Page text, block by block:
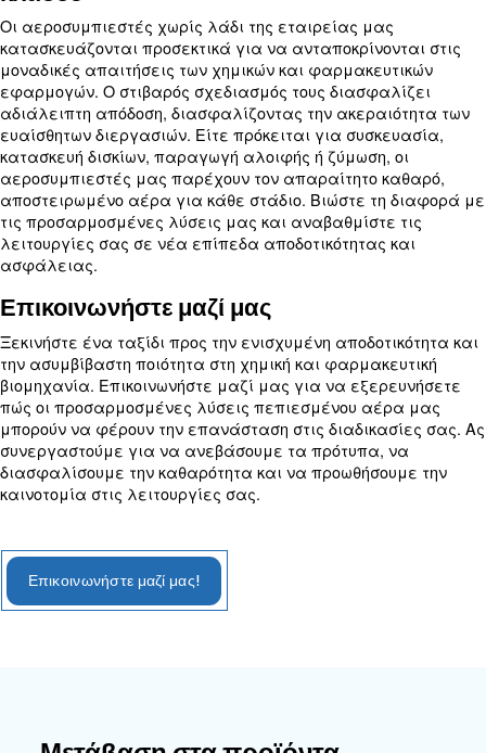
Αεροσυμπιεστές χωρίς λάδι
Οι αεροσυμπιεστές χωρίς λάδι παράγουν
χωρίς ρύπους από λάδι. Προσαρμόζεται στις
ιατρικών, ηλεκτρονικών, φαρμακευτικών,
ποτών, οδοντιατρικών και άλλων.
αεροσυμπιεστές χωρίς λάδι
Λύσεις προσαρμοσμένες στις
Οι αεροσυμπιεστές χωρίς λάδι της εταιρείας
κατασκευάζονται προσεκτικά για να
κατασκευή δισκίων, παραγωγή αλοιφής ή